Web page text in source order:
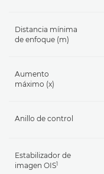
Distancia mínima
de enfoque (m)
Aumento
máximo (x)
Anillo de control
Estabilizador de
imagen OIS1